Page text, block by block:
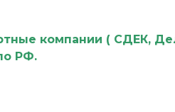
компании ( СДЕК,
РФ.